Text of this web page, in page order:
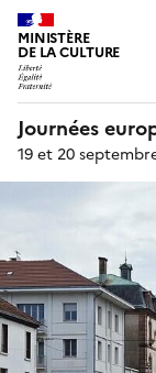
MINISTÈRE
DE LA CULTURE
Journées
19 et 20